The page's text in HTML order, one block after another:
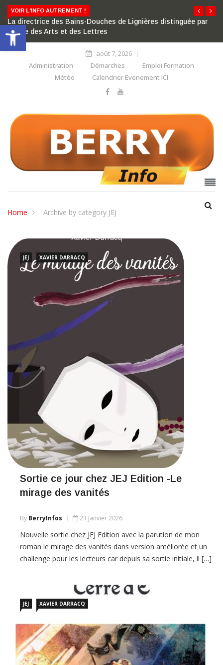
Ouvrir la barre d’outils
VOIR L'INFO AUTREMENT !
La directrice des Bains-Douches de Lignières distinguée par
l’ordre des Arts et des Lettres
août 7, 2026
Administration
Démarches
Emploi Formation
Météo
Calendrier Evenement ICI
Home Archive by category JEJ
JEJ XAVIER DARRACQ
Sortie ce jour chez JEJ Edition -Le
mirage des vanités
By BerryInfos 23 Janvier 2026
Nouvelle sortie chez JEJ Edition avec la parution de mon
roman le mirage des vanités dans version améliorée et un
challenge pour les lecteurs car depuis sa sortie initiale, il […]
JEJ XAVIER DARRACQ